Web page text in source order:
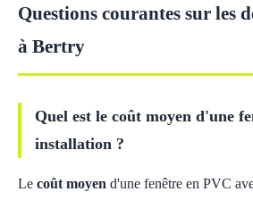
Questions courantes sur les
à Bertry
Quel est le coût moyen d'une
installation ?
Le coût moyen d'une fenêtre en PVC